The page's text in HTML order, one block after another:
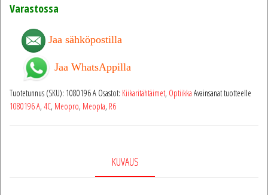
Varastossa
Jaa sähköpostilla
Jaa WhatsAppilla
Tuotetunnus (SKU): 1080196 A Osastot: Kiikaritähtäimet, Optiikka Avainsanat tuotteelle
1080196 A, 4C, Meopro, Meopta, R6
KUVAUS